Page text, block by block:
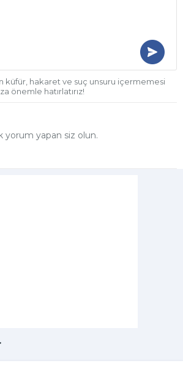
küfür, hakaret ve suç unsuru içermemesi
önemle hatırlatırız!
yorum yapan siz olun.